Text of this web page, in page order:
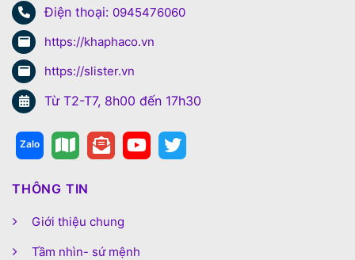
Điện thoại: 0945476060
https://khaphaco.vn
https://slister.vn
Từ T2-T7, 8h00 đến 17h30
THÔNG TIN
Giới thiệu chung
Tầm nhìn- sứ mệnh